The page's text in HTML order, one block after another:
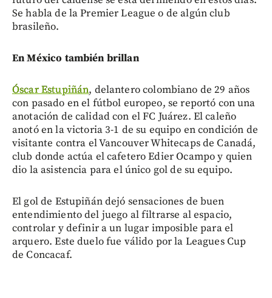
Se habla de la Premier League o de algún club
brasileño.
En México también brillan
Óscar Estupiñán, delantero colombiano de 29 años
con pasado en el fútbol europeo, se reportó con una
anotación de calidad con el FC Juárez. El caleño
anotó en la victoria 3-1 de su equipo en condición de
visitante contra el Vancouver Whitecaps de Canadá,
club donde actúa el cafetero Edier Ocampo y quien
dio la asistencia para el único gol de su equipo.
El gol de Estupiñán dejó sensaciones de buen
entendimiento del juego al filtrarse al espacio,
controlar y definir a un lugar imposible para el
arquero. Este duelo fue válido por la Leagues Cup
de Concacaf.